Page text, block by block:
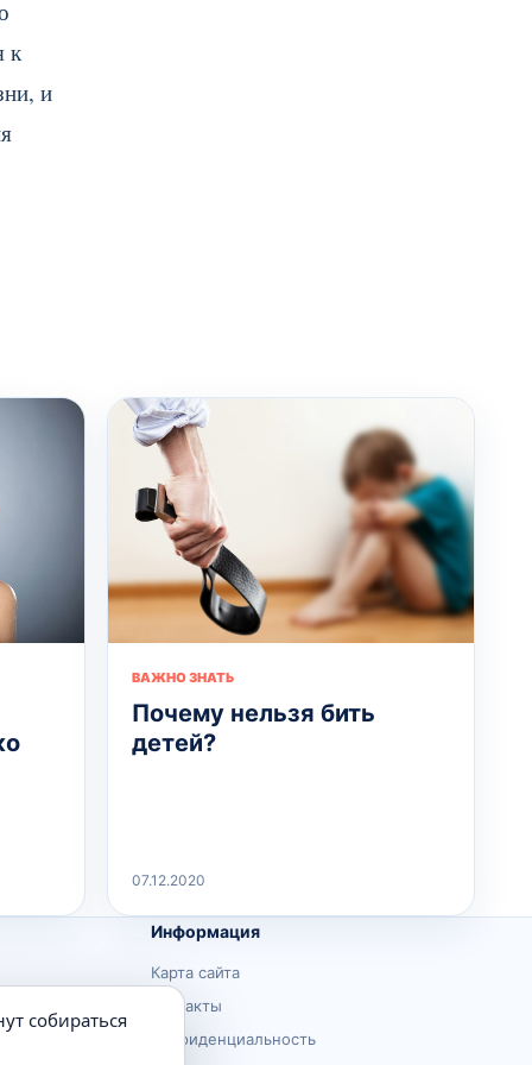
к
и
ВАЖНО ЗНАТЬ
Почему нельзя бить
детей?
07.12.2020
Информация
Карта сайта
Контакты
Конфиденциальность
собираться